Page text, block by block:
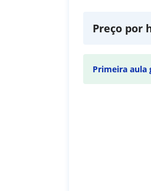
Preço por
Primeira aula